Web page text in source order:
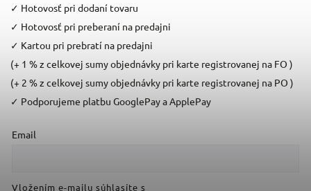
✓ Hotovosť pri dodaní tovaru
✓ Hotovosť pri preberaní na predajni
✓ Kartou pri prebratí na predajni
(+ 1 % z celkovej sumy objednávky pri karte registrovanej na FO )
(+ 2 % z celkovej sumy objednávky pri karte registrovanej na PO )
✓ Podporujeme platbu GooglePay a ApplePay
Email
Vložením e-mailu súhlasíte s